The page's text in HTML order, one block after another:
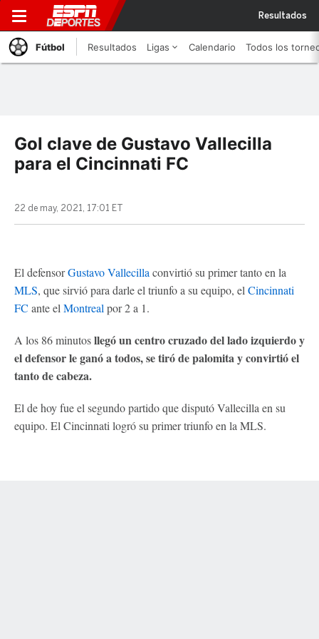
Resultados
Fútbol Resultados Ligas Calendario Todos los
Gol clave de Gustavo Vallecilla
para el Cincinnati FC
22 de may, 2021, 17:01 ET
El defensorGustavo Vallecilla convirtió su primer tanto en la
MLS, que sirvió para darle el triunfo a su equipo, el Cincinnati
FC ante el Montreal por 2 a 1.
A los 86 minutosllegó un centro cruzado del lado izquierdo y
el defensor le ganó a todos, se tiró de palomita y convirtió el
tanto de cabeza.
El de hoy fue el segundo partido que disputó Vallecilla en su
equipo. El Cincinnati logró su primer triunfo en la MLS.